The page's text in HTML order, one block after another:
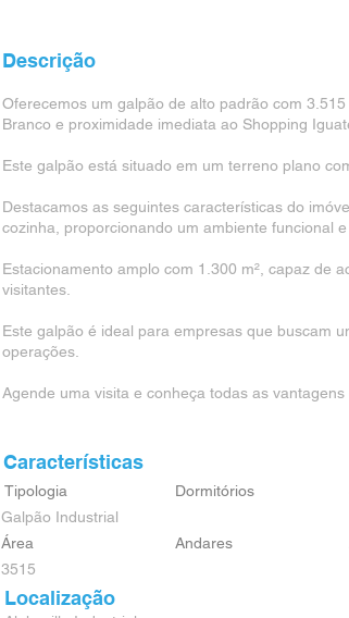
Descrição
Oferecemos um galpão de alto padrão com
Branco e proximidade imediata ao Shopping
Este galpão está situado em um terreno plano
Destacamos as seguintes características do
cozinha, proporcionando um ambiente funcional
Estacionamento amplo com 1.300 m², capaz de
visitantes.
Este galpão é ideal para empresas que buscam
operações.
Agende uma visita e conheça todas as
Características
Dormitórios
Tipologia
Galpão Industrial
Área
Andares
3515
Localização